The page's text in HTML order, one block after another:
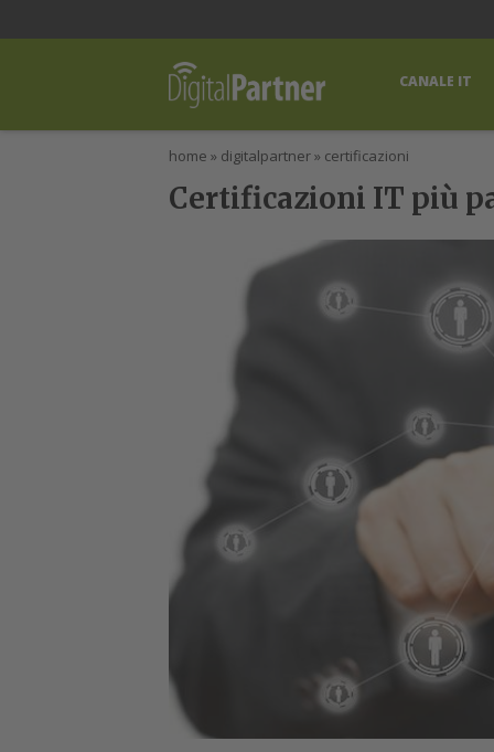
CANALE IT
home » digitalpartner» certificazioni
Certificazioni IT più